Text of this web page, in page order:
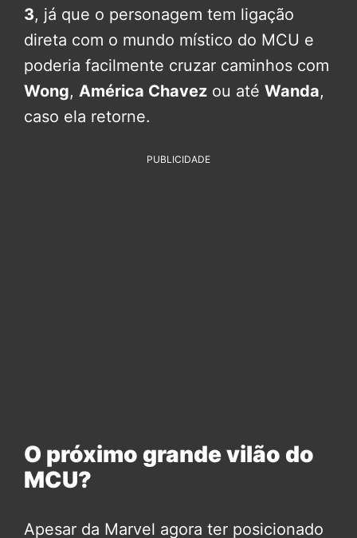
3, já que o personagem tem ligação
direta com o mundo místico do MCU e
poderia facilmente cruzar caminhos com
Wong, América Chavez ou até Wanda,
caso ela retorne.
PUBLICIDADE
O próximo grande vilão do
MCU?
Apesar da Marvel agora ter posicionado